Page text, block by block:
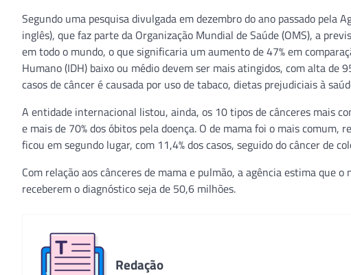
Segundo uma pesquisa divulgada em dezembro do ano passado pela
inglês), que faz parte da Organização Mundial de Saúde (OMS), a
em todo o mundo, o que significaria um aumento de 47% em
Humano (IDH) baixo ou médio devem ser mais atingidos, com alta de
casos de câncer é causada por uso de tabaco, dietas prejudiciais à
A entidade internacional listou, ainda, os 10 tipos de cânceres mais
e mais de 70% dos óbitos pela doença. O de mama foi o mais comum,
ficou em segundo lugar, com 11,4% dos casos, seguido do câncer de
Com relação aos cânceres de mama e pulmão, a agência estima que
receberem o diagnóstico seja de 50,6 milhões.
Redação